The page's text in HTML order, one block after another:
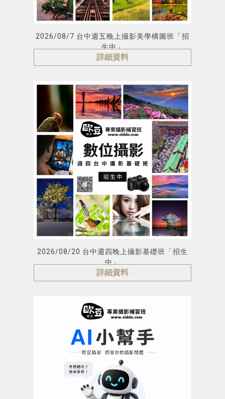
2026/08/7 台中週五晚上攝影美學構圖班「招
生中」
詳細資料
2026/08/20 台中週四晚上攝影基礎班「招生
中」
詳細資料